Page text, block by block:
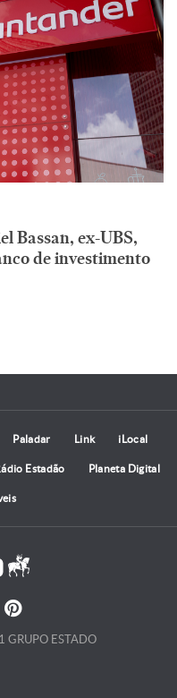
Bassan, ex-UBS,
de investimento
Paladar Link iLocal
Estadão Planeta Digital
ESTADO